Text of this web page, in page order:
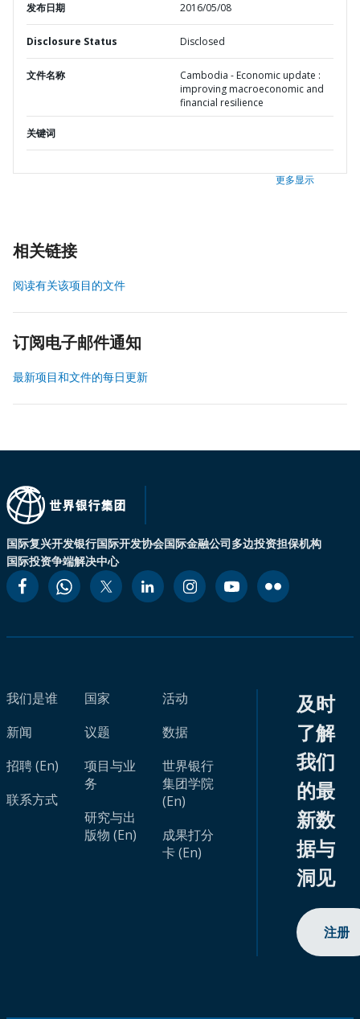
发布日期 2016/05/08
Disclosure Status Disclosed
文件名称
Cambodia - Economic update :
improving macroeconomic and
financial resilience
关键词
更多显示
相关链接
阅读有关该项目的文件
订阅电子邮件通知
最新项目和文件的每日更新
国际复兴开发银行国际开发协会国际金融公司多边投资担保机构
国际投资争端解决中心
我们是谁
新闻
招聘 (En)
联系方式
国家
议题
项目与业
务
研究与出
版物 (En)
活动
数据
世界银行
集团学院
(En)
成果打分
卡 (En)
及时
了解
我们
的最
新数
据与
洞见
注册